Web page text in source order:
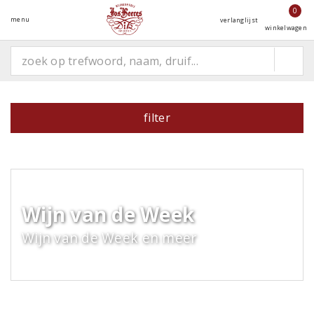
menu verlanglijst
0
winkelwagen
filter
Wijn van de Week
Wijn van de Week en meer